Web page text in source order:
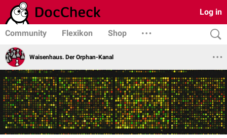
Log in
Community Flexikon Shop
Waisenhaus. Der Orphan-Kanal